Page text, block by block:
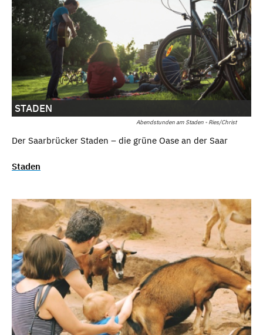
Abendstunden am Staden - Ries/Christ
STADEN
Der Saarbrücker Staden – die grüne Oase an der Saar
Staden